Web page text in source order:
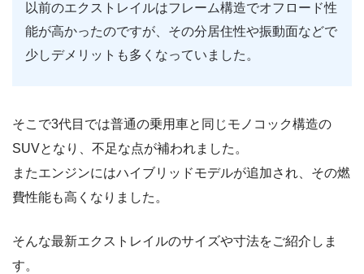
以前のエクストレイルはフレーム構造でオフロード性
能が高かったのですが、その分居住性や振動面などで
少しデメリットも多くなっていました。
そこで3代目では普通の乗用車と同じモノコック構造の
SUVとなり、不足な点が補われました。
またエンジンにはハイブリッドモデルが追加され、その燃
費性能も高くなりました。
そんな最新エクストレイルのサイズや寸法をご紹介しま
す。